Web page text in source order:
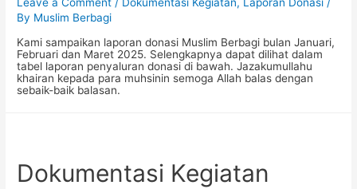
Leave a Comment / Dokumentasi Kegiatan, Laporan Donasi /
By Muslim Berbagi
Kami sampaikan laporan donasi Muslim Berbagi bulan Januari,
Februari dan Maret 2025. Selengkapnya dapat dilihat dalam
tabel laporan penyaluran donasi di bawah. Jazakumullahu
khairan kepada para muhsinin semoga Allah balas dengan
sebaik-baik balasan.
Dokumentasi Kegiatan